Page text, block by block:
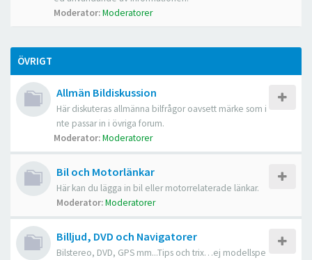
Moderator:Moderatorer
ÖVRIGT
Allmän Bildiskussion
Här diskuteras allmänna bilfrågor oavsett märke som i
nte passar in i övriga forum.
Moderator:Moderatorer
Bil och Motorlänkar
Här kan du lägga in bil eller motorrelaterade länkar.
Moderator:Moderatorer
Billjud, DVD och Navigatorer
Bilstereo, DVD, GPS mm...Tips och trix…ej modellspe